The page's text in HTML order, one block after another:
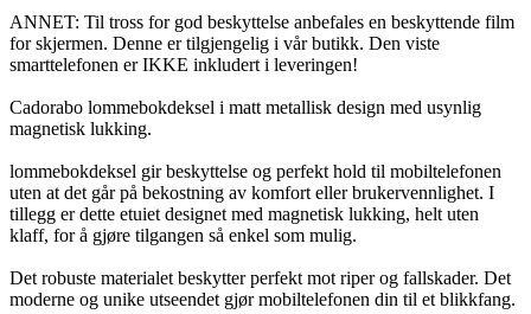
ANNET: Til tross for god beskyttelse anbefales en beskyttende film
for skjermen. Denne er tilgjengelig i vår butikk. Den viste
smarttelefonen er IKKE inkludert i leveringen!
Cadorabo lommebokdeksel i matt metallisk design med usynlig
magnetisk lukking.
lommebokdeksel gir beskyttelse og perfekt hold til mobiltelefonen
uten at det går på bekostning av komfort eller brukervennlighet. I
tillegg er dette etuiet designet med magnetisk lukking, helt uten
klaff, for å gjøre tilgangen så enkel som mulig.
Det robuste materialet beskytter perfekt mot riper og fallskader. Det
moderne og unike utseendet gjør mobiltelefonen din til et blikkfang.